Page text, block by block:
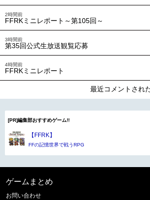
2時間前
FFRKミニレポート～第105回～
3時間前
第35回公式生放送観覧応募
4時間前
FFRKミニレポート
最近コメントされ
[PR]編集部おすすめゲーム!!
【FFRK】
FFの記憶世界で戦うRPG
ゲームまとめ
お問い合わせ